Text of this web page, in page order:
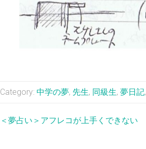
Category: 中学の夢, 先生, 同級生, 夢日記,
＜夢占い＞アフレコが上手くできない